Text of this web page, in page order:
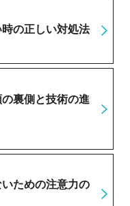
の正しい対処法
裏側と技術の進
ための注意力の